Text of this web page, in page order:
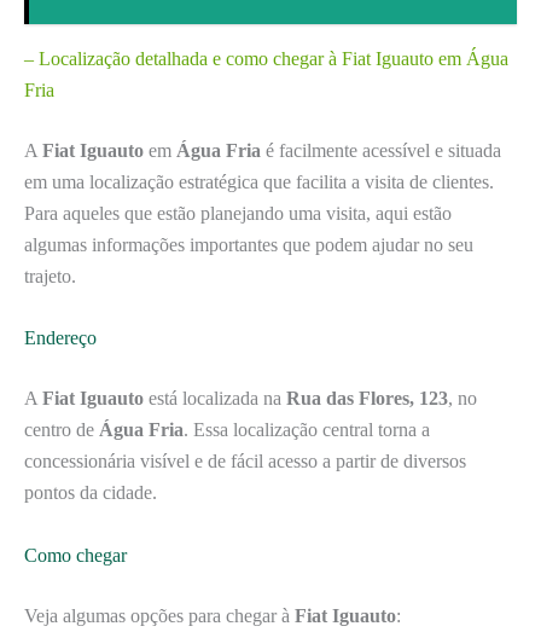
– Localização detalhada e como chegar à Fiat Iguauto em Água
Fria
A Fiat Iguauto em Água Fria é facilmente acessível e situada
em uma localização estratégica que facilita a visita de clientes.
Para aqueles que estão planejando uma visita, aqui estão
algumas informações importantes que podem ajudar no seu
trajeto.
Endereço
A Fiat Iguauto está localizada na Rua das Flores, 123, no
centro de Água Fria. Essa localização central torna a
concessionária visível e de fácil acesso a partir de diversos
pontos da cidade.
Como chegar
Veja algumas opções para chegar à Fiat Iguauto: